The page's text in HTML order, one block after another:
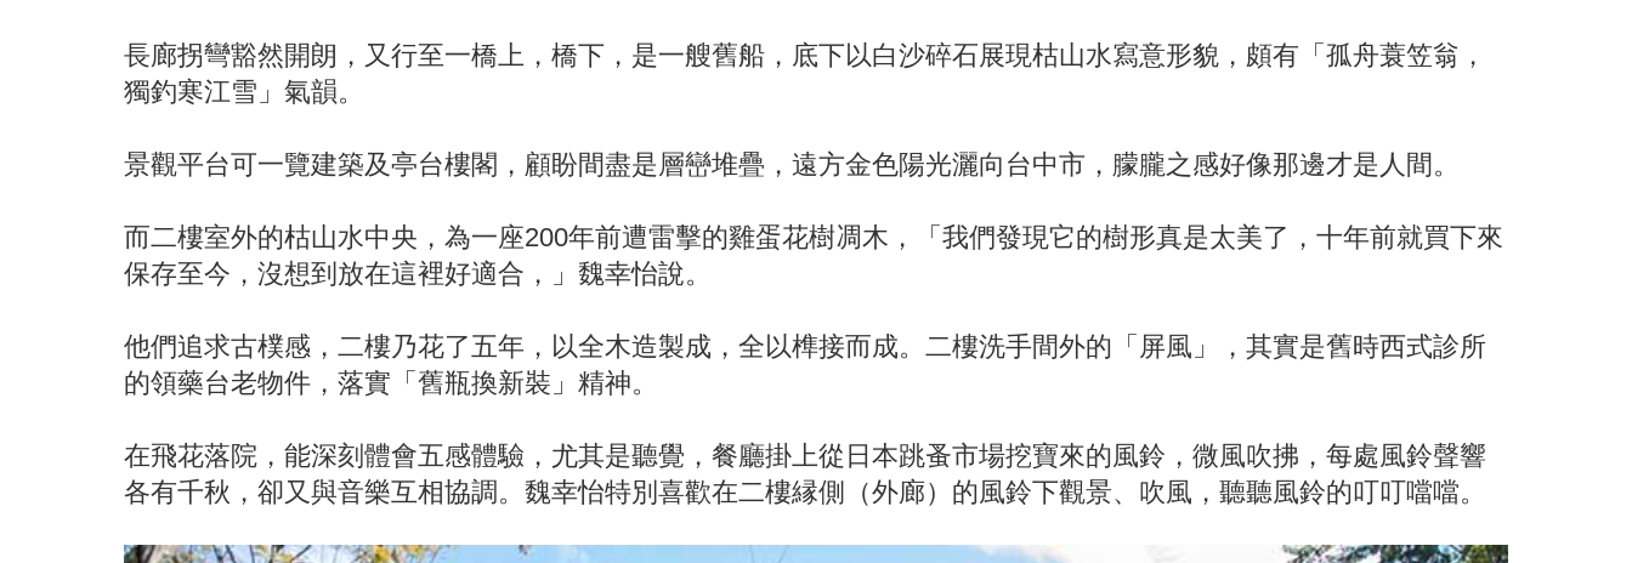
長廊拐彎豁然開朗，又行至一橋上，橋下，是一艘舊船，底下以白沙碎石展現枯山水寫意形貌，頗有「孤舟蓑笠翁，
獨釣寒江雪」氣韻。
景觀平台可一覽建築及亭台樓閣，顧盼間盡是層巒堆疊，遠方金色陽光灑向台中市，朦朧之感好像那邊才是人間。
而二樓室外的枯山水中央，為一座200年前遭雷擊的雞蛋花樹凋木，「我們發現它的樹形真是太美了，十年前就買下來
保存至今，沒想到放在這裡好適合，」魏幸怡說。
他們追求古樸感，二樓乃花了五年，以全木造製成，全以榫接而成。二樓洗手間外的「屏風」，其實是舊時西式診所
的領藥台老物件，落實「舊瓶換新裝」精神。
在飛花落院，能深刻體會五感體驗，尤其是聽覺，餐廳掛上從日本跳蚤市場挖寶來的風鈴，微風吹拂，每處風鈴聲響
各有千秋，卻又與音樂互相協調。魏幸怡特別喜歡在二樓縁側（外廊）的風鈴下觀景、吹風，聽聽風鈴的叮叮噹噹。